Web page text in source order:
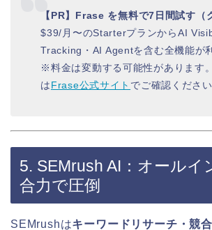
【PR】Frase を無料で7日間試す（
$39/月〜のStarterプランからAI
Tracking・AI Agentを含む全機能が
※料金は変動する可能性があります
はFrase公式サイト でご確認ください
5. SEMrush AI：オールイ
合力で圧倒
SEMrushはキーワードリサーチ・競